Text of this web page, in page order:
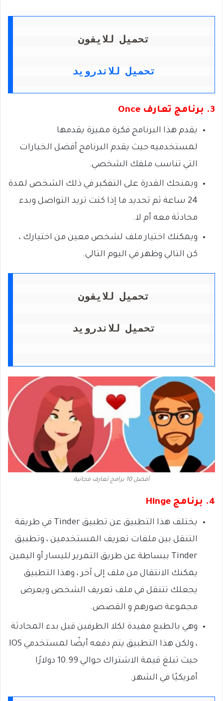
تحميل للايفون
تحميل للاندرويد
3. برنامج تعارف Once
يقدم هذا البرنامج فكرة مميزة يقدمها
لمستخدميه حيث يقدم البرنامج أفضل الخيارات
التي تناسب ملفك الشخصي.
ويمنحك القدرة على التفكير في ذلك الشخص لمدة
24 ساعة ثم تحديد ما إذا كنت تريد التواصل وبدء
محادثة معه أم لا.
ويمكنك اختيار ملف لشخص معين من اختيارك ،
كن التالي وظهر في اليوم التالي.
تحميل للايفون
تحميل للاندرويد
أفضل 10 برامج تعارف مجانية
4. برنامج Hinge
يختلف هذا التطبيق عن تطبيق Tinder في طريقة
التنقل بين ملفات تعريف المستخدمين ، وتطبيق
Tinder ببساطة عن طريق التمرير لليسار أو اليمين
يمكنك الانتقال من ملف إلى آخر ، وهذا التطبيق
يجعلك تتنقل في ملف تعريف الشخص ويعرض
مجموعة صورهم و القصص.
وهي بالطبع مفيدة لكلا الطرفين قبل بدء المحادثة
، ولكن هذا التطبيق يتم دفعه أيضًا لمستخدمي IOS
حيث تبلغ قيمة الاشتراك حوالي 10.99 دولارًا
أمريكيًا في الشهر.